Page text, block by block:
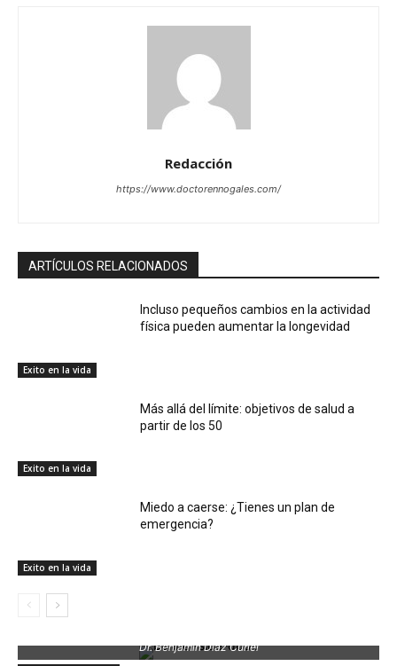
Redacción
https://www.doctorennogales.com/
ARTÍCULOS RELACIONADOS
Exito en la vida
Incluso pequeños cambios en la actividad
física pueden aumentar la longevidad
Exito en la vida
Más allá del límite: objetivos de salud a
partir de los 50
Exito en la vida
Miedo a caerse: ¿Tienes un plan de
emergencia?
Dr. Benjamin Díaz Curiel